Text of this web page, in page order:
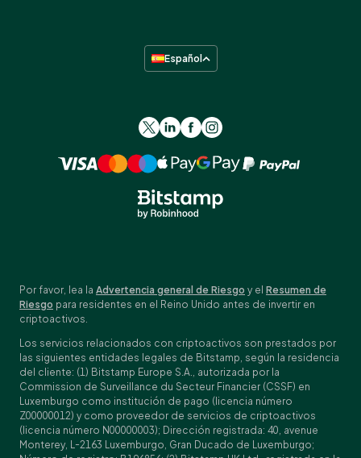
Español
Por favor, lea la Advertencia general de Riesgo y el Resumen de
Riesgo para residentes en el Reino Unido antes de invertir en
criptoactivos.
Los servicios relacionados con criptoactivos son prestados por
las siguientes entidades legales de Bitstamp, según la residencia
del cliente: (1) Bitstamp Europe S.A., autorizada por la
Commission de Surveillance du Secteur Financier (CSSF) en
Luxemburgo como institución de pago (licencia número
Z00000012) y como proveedor de servicios de criptoactivos
(licencia número N00000003); Dirección registrada: 40, avenue
Monterey, L-2163 Luxemburgo, Gran Ducado de Luxemburgo;